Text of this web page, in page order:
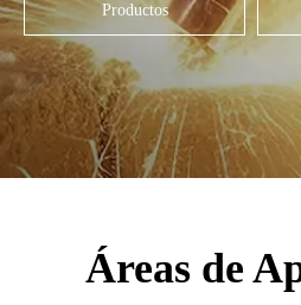
Productos
Áreas de